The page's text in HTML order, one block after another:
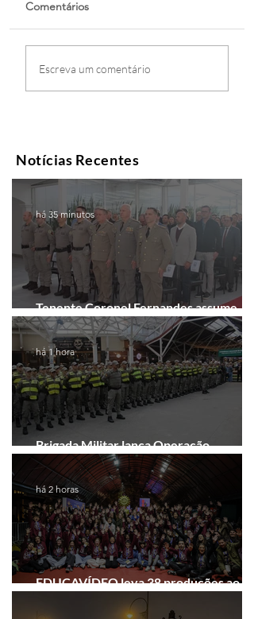
Comentários
Escreva um comentário
Notícias Recentes
Tenente Coronel Fernandes assume
comando do 41º BPM em Gramado
há 35 minutos
Brigada Militar lança Operação
Convergência na Região das Hortênsias
há 1 hora
EDUCAVÍDEO leva 38 produções ao
Festival de Cinema de Gramado
há 2 horas